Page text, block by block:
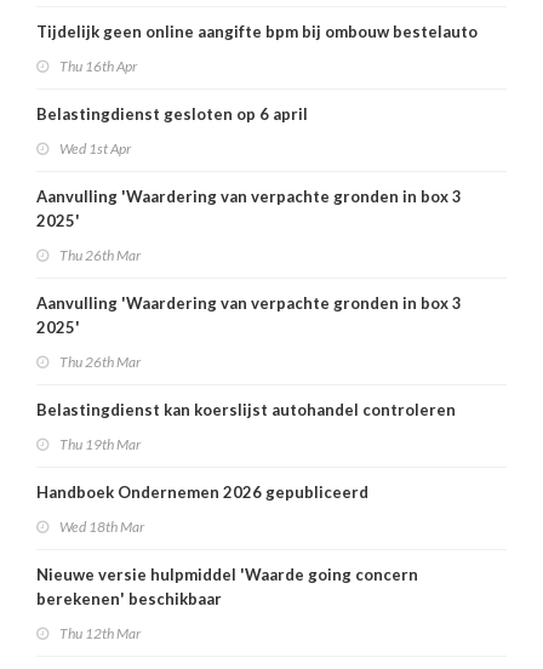
Tijdelijk geen online aangifte bpm bij ombouw bestelauto
Thu 16th Apr
Belastingdienst gesloten op 6 april
Wed 1st Apr
Aanvulling 'Waardering van verpachte gronden in box 3
2025'
Thu 26th Mar
Aanvulling 'Waardering van verpachte gronden in box 3
2025'
Thu 26th Mar
Belastingdienst kan koerslijst autohandel controleren
Thu 19th Mar
Handboek Ondernemen 2026 gepubliceerd
Wed 18th Mar
Nieuwe versie hulpmiddel 'Waarde going concern
berekenen' beschikbaar
Thu 12th Mar